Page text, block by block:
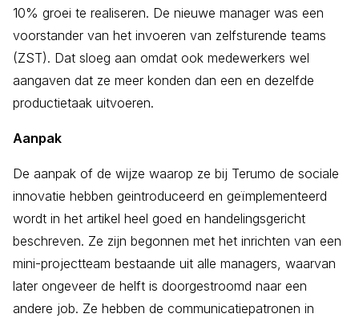
10% groei te realiseren. De nieuwe manager was een
voorstander van het invoeren van zelfsturende teams
(ZST). Dat sloeg aan omdat ook medewerkers wel
aangaven dat ze meer konden dan een en dezelfde
productietaak uitvoeren.
Aanpak
De aanpak of de wijze waarop ze bij Terumo de sociale
innovatie hebben geintroduceerd en geïmplementeerd
wordt in het artikel heel goed en handelingsgericht
beschreven. Ze zijn begonnen met het inrichten van een
mini-projectteam bestaande uit alle managers, waarvan
later ongeveer de helft is doorgestroomd naar een
andere job. Ze hebben de communicatiepatronen in